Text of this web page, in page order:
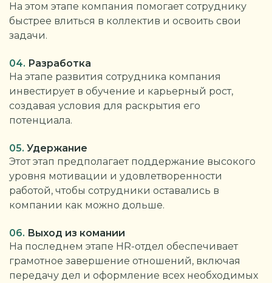
На этом этапе компания помогает сотруднику
быстрее влиться в коллектив и освоить свои
задачи.
04. Разработка
На этапе развития сотрудника компания
инвестирует в обучение и карьерный рост,
создавая условия для раскрытия его
потенциала.
05. Удержание
Этот этап предполагает поддержание высокого
уровня мотивации и удовлетворенности
работой, чтобы сотрудники оставались в
компании как можно дольше.
06. Выход из комании
На последнем этапе HR-отдел обеспечивает
грамотное завершение отношений, включая
передачу дел и оформление всех необходимых